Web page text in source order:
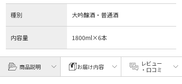
種別 大吟醸酒・普通酒
内容量 1800ml×6本
商品説明 お届け内容
レビュー
・口コミ